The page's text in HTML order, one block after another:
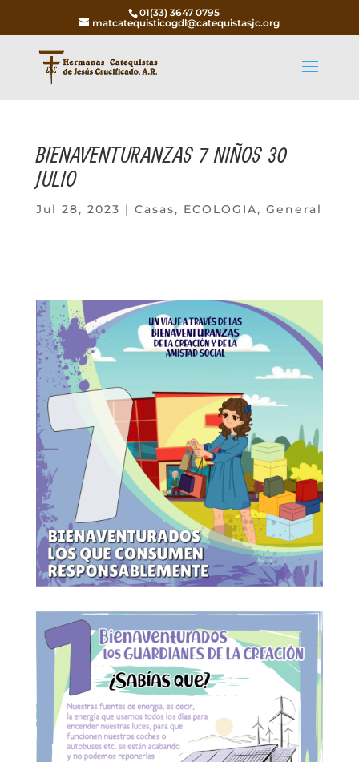
01(33) 3647 0795
matcatequisticogdl@catequistasjc.org
BIENAVENTURANZAS 7 NIÑOS 30
JULIO
Jul 28, 2023 | Casas, ECOLOGIA, General